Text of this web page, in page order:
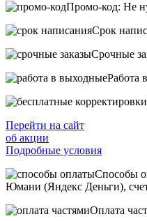
Промо-код: Не
Срок
Срочные
Работа
Перейти на сайт
об акции
Подробные условия
Способы
Юмани (Яндекс Деньги),
Оплата